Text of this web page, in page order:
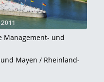
Management- und
Mayen / Rheinland-